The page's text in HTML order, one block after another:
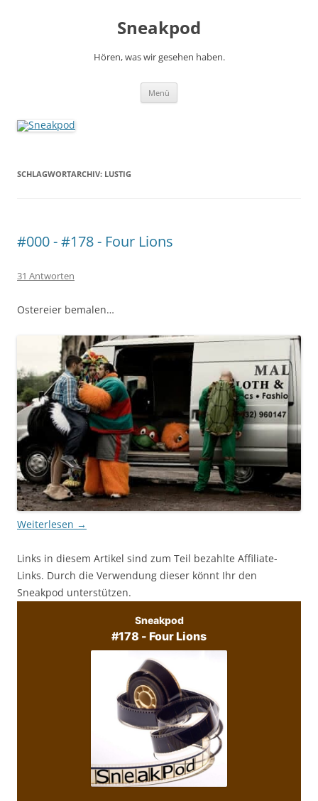
Sneakpod
Hören, was wir gesehen haben.
Menü
SCHLAGWORTARCHIV: LUSTIG
#000 - #178 - Four Lions
31 Antworten
Ostereier bemalen…
Weiterlesen →
Links in diesem Artikel sind zum Teil bezahlte Affiliate-
Links. Durch die Verwendung dieser könnt Ihr den
Sneakpod unterstützen.